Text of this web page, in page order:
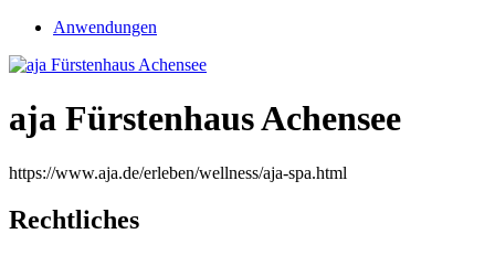
Anwendungen
aja Fürstenhaus Achensee
https://www.aja.de/erleben/wellness/aja-spa.html
Rechtliches